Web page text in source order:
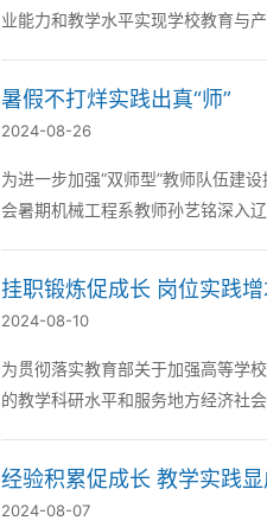
业能力和教学水平实现学校教育与
暑假不打烊实践出真“师”
2024-08-26
为进一步加强“双师型”教师队伍建
会暑期机械工程系教师孙艺铭深入辽阳锻压机
挂职锻炼促成长 岗位实践
2024-08-10
为贯彻落实教育部关于加强高等学
的教学科研水平和服务地方经济社
经验积累促成长 教学实践
2024-08-07